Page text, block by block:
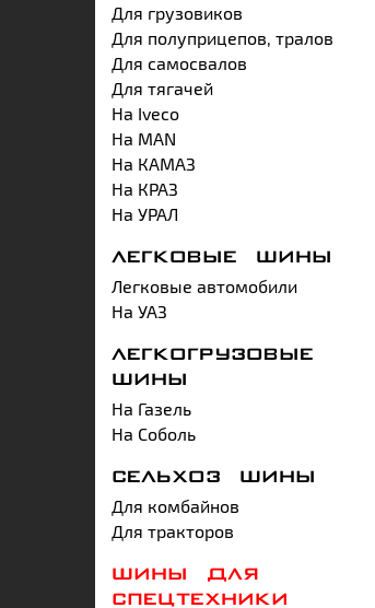
Для грузовиков
Для полуприцепов, тралов
Для самосвалов
Для тягачей
На Iveco
На MAN
На КАМАЗ
На КРАЗ
На УРАЛ
ЛЕГКОВЫЕ ШИНЫ
Легковые автомобили
На УАЗ
ЛЕГКОГРУЗОВЫЕ
ШИНЫ
На Газель
На Соболь
СЕЛЬХОЗ ШИНЫ
Для комбайнов
Для тракторов
ШИНЫ ДЛЯ
СПЕЦТЕХНИКИ